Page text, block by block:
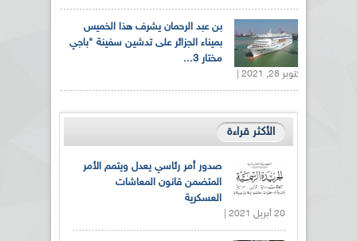
بن عبد الرحمان يشرف هذا الخميس
بميناء الجزائر على تدشين سفينة "باجي
مختار 3...
أكتوبر 28, 2021 |
الأكثر قراءة
صدور أمر رئاسي يعدل ويتمم الأمر
المتضمن قانون المعاشات
العسكرية
20 أبريل 2021 |